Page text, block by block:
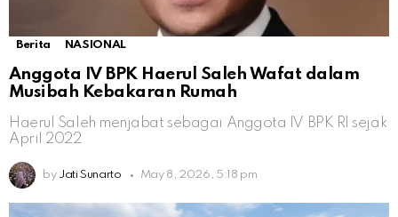
Berita NASIONAL
Anggota IV BPK Haerul Saleh Wafat dalam
Musibah Kebakaran Rumah
Haerul Saleh menjabat sebagai Anggota IV BPK RI sejak
April 2022
by Jati Sunarto May 8, 2026, 5:18 pm